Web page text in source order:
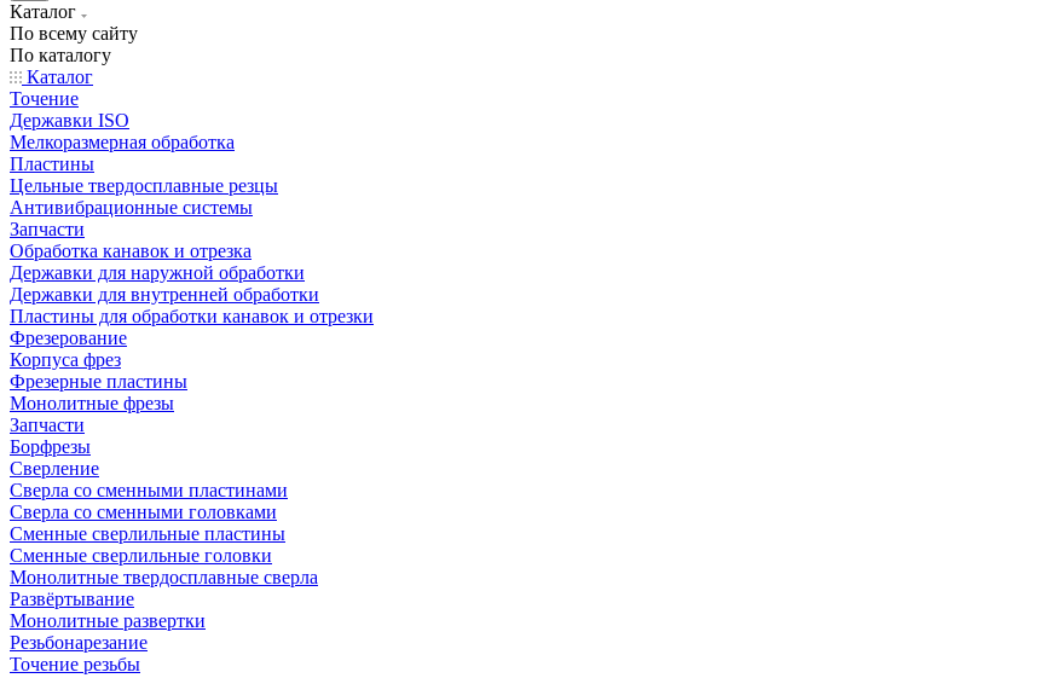
Каталог
По всему сайту
По каталогу
Каталог
Точение
Державки ISO
Мелкоразмерная обработка
Пластины
Цельные твердосплавные резцы
Антивибрационные системы
Запчасти
Обработка канавок и отрезка
Державки для наружной обработки
Державки для внутренней обработки
Пластины для обработки канавок и отрезки
Фрезерование
Корпуса фрез
Фрезерные пластины
Монолитные фрезы
Запчасти
Борфрезы
Сверление
Сверла со сменными пластинами
Сверла со сменными головками
Сменные сверлильные пластины
Сменные сверлильные головки
Монолитные твердосплавные сверла
Развёртывание
Монолитные развертки
Резьбонарезание
Точение резьбы